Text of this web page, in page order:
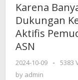
Karena
Dukungan
Aktifis
ASN
2024-10-09
by
-
5383
by admin